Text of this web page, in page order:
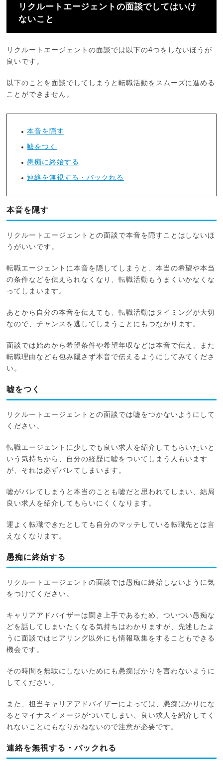
リクルートエージェントの面談でしてはいけ
ないこと
リクルートエージェントの面談では以下の4つをしないほうが
良いです。
以下のことを面談でしてしまうと転職活動をスムーズに進める
ことができません。
本音を隠す
嘘をつく
愚痴に終始する
連絡を無視する・バックれる
本音を隠す
リクルートエージェントとの面談で本音を隠すことはしないほ
うがいいです。
転職エージェントに本音を隠してしまうと、本当の希望や本当
の条件などを伝えられなくなり、転職活動もうまくいかなくな
ってしまいます。
あとから自分の本音を伝えても、転職活動はタイミングが大切
なので、チャンスを逃してしまうことにもつながります。
面談では始めから希望条件や希望年収などは本音で伝え、また
転職理由なども包み隠さず本音で伝えるようにしてみてくださ
い。
嘘をつく
リクルートエージェントとの面談では嘘をつかないようにして
ください。
転職エージェントに少しでも良い求人を紹介してもらいたいと
いう気持ちから、自分の経歴に嘘をついてしまう人もいます
が、それは必ずバレてしまいます。
嘘がバレてしまうと本当のことも嘘だと思われてしまい、結局
良い求人を紹介してもらいにくくなります。
運よく転職できたとしても自分のマッチしている転職先とは言
えなくなります。
愚痴に終始する
リクルートエージェントの面談では愚痴に終始しないように気
をつけてください。
キャリアアドバイザーは聞き上手であるため、ついつい愚痴な
どを話してしまいたくなる気持ちはわかりますが、先述したよ
うに面談ではヒアリング以外にも情報取集をすることもできる
機会です。
その時間を無駄にしないためにも愚痴ばかりを言わないように
してください。
また、担当キャリアアドバイザーによっては、愚痴ばかりにな
るとマイナスイメージがついてしまい、良い求人を紹介してく
れないことにもなりかねないので注意が必要です。
連絡を無視する・バックれる